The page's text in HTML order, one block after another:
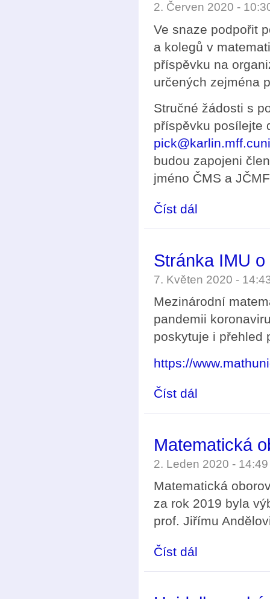
2. Červen 2020 -
Ve snaze podpořit
a kolegů v
příspěvku na
určených zejména
Stručné žádosti s
příspěvku posílejte
budou zapojeni
jméno ČMS a
Číst dál
Stránka IMU
7. Květen 2020 -
Mezinárodní
pandemii
poskytuje i přehled
https://
Číst dál
Matematická
2. Leden 2020 -
Matematická
za rok 2019 byla
prof. Jiřímu
Číst dál